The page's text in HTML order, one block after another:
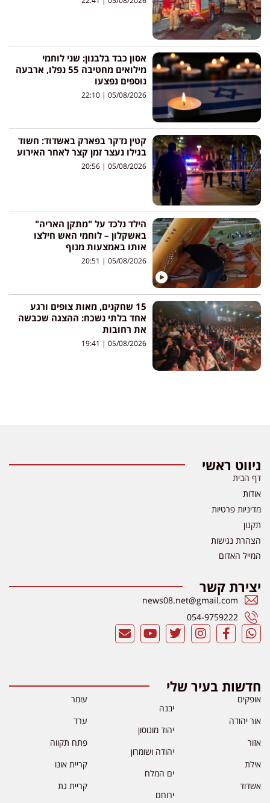
אסון כבד בלבנון: שני לוחמי
מילואים מחטיבה 55 נפלו, ארבעה
נוספים נפצעו
05/08/2026
קטין נדקר בפארק באשדוד: חשוד
בגילו נעצר זמן קצר לאחר האירוע
05/08/2026
הילד נלכד על "מתקן האריה"
באשקלון – לוחמי האש חילצו
אותו באמצעות מנוף
05/08/2026
15 שחקנים, מאות צופים ורגע
אחד בלתי נשכח: ההצגה שכבשה
את רחובות
05/08/2026
ניווט ראשי
דף הבית
אודות
מדיניות פרטיות
תקנון
הצהרת נגישות
המייל האדום
יצירת קשר
news08.net@gmail.com
054-9759222
חדשות בעיר שלי
אופקים
אור יהודה
אזור
אילת
אשדוד
יבנה
יהוד מונוסון
יהודה ושומרון
ים המלח
ירוחם
עומר
ערד
פתח תקווה
קריית אונו
קריית גת